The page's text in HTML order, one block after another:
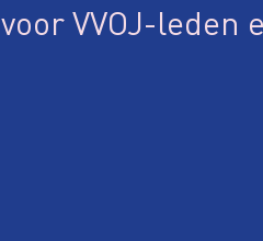
VVOJ-leden